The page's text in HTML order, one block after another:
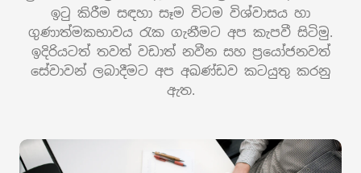
ඉටු කිරීම සඳහා සෑම විටම විශ්වාසය හා
ගුණාත්මකභාවය රැක ගැනීමට අප කැපවී සිටිමු.
ඉදිරියටත් තවත් වඩාත් නවීන සහ ප්‍රයෝජනවත්
සේවාවන් ලබාදීමට අප අඛණ්ඩව කටයුතු කරනු
ඇත.